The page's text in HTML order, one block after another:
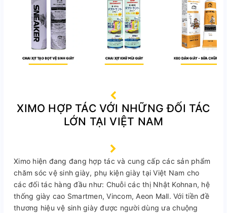
XIMO HỢP TÁC VỚI NHỮNG ĐỐI TÁC
LỚN TẠI VIỆT NAM
Ximo hiện đang đang hợp tác và cung cấp các sản phẩm
chăm sóc vệ sinh giày, phụ kiện giày tại Việt Nam cho
các đối tác hàng đầu như: Chuỗi các thị Nhật Kohnan, hệ
thống giày cao Smartmen, Vincom, Aeon Mall. Với tiền đề
thương hiệu vệ sinh giày được người dùng ưa chuộng